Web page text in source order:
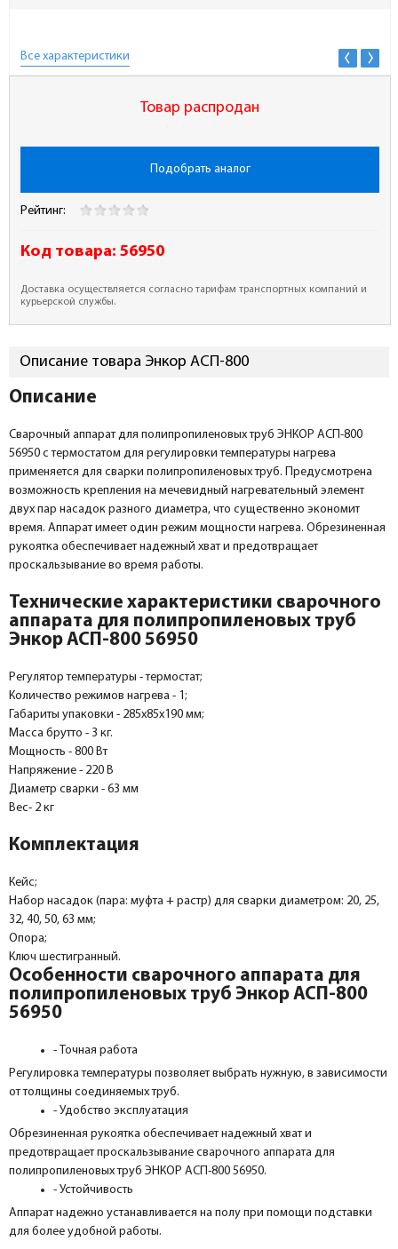
Все характеристики
Товар распродан
Подобрать аналог
Рейтинг:
Код товара: 56950
Доставка осуществляется согласно тарифам транспортных компаний и
курьерской службы.
Описание товара Энкор АСП-800
Описание
Сварочный аппарат для полипропиленовых труб ЭНКОР АСП-800
56950 с термостатом для регулировки температуры нагрева
применяется для сварки полипропиленовых труб. Предусмотрена
возможность крепления на мечевидный нагревательный элемент
двух пар насадок разного диаметра, что существенно экономит
время. Аппарат имеет один режим мощности нагрева. Обрезиненная
рукоятка обеспечивает надежный хват и предотвращает
проскальзывание во время работы.
Технические характеристики сварочного
аппарата для полипропиленовых труб
Энкор АСП-800 56950
Регулятор температуры - термостат;
Количество режимов нагрева - 1;
Габариты упаковки - 285х85х190 мм;
Масса брутто - 3 кг.
Мощность - 800 Вт
Напряжение - 220 В
Диаметр сварки - 63 мм
Вес- 2 кг
Комплектация
Кейс;
Набор насадок (пара: муфта + растр) для сварки диаметром: 20, 25,
32, 40, 50, 63 мм;
Опора;
Ключ шестигранный.
Особенности сварочного аппарата для
полипропиленовых труб Энкор АСП-800
56950
- Точная работа
Регулировка температуры позволяет выбрать нужную, в зависимости
от толщины соединяемых труб.
- Удобство эксплуатация
Обрезиненная рукоятка обеспечивает надежный хват и
предотвращает проскальзывание сварочного аппарата для
полипропиленовых труб ЭНКОР АСП-800 56950.
- Устойчивость
Аппарат надежно устанавливается на полу при помощи подставки
для более удобной работы.